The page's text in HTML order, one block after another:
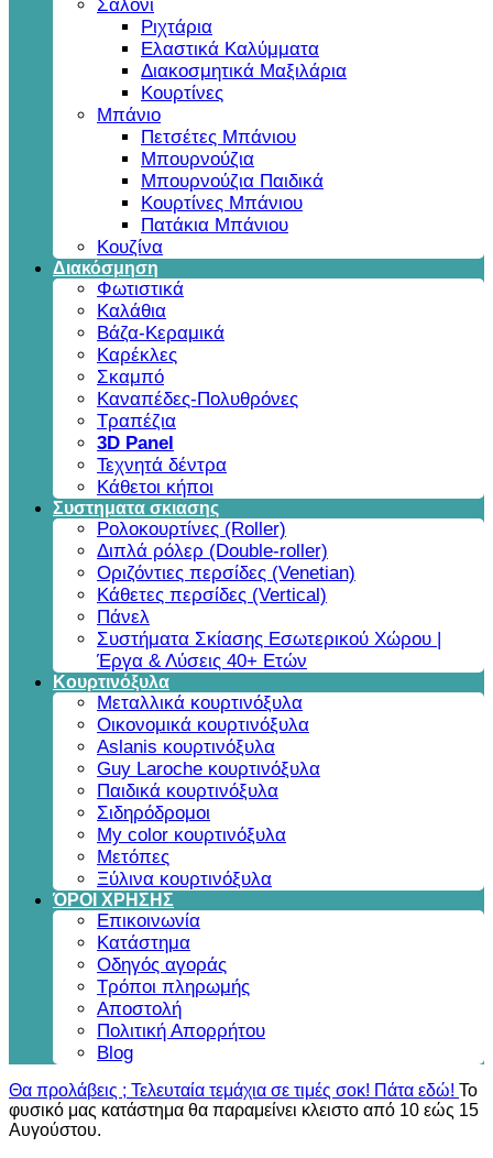
Σαλόνι
Ριχτάρια
Ελαστικά Καλύμματα
Διακοσμητικά Μαξιλάρια
Κουρτίνες
Μπάνιο
Πετσέτες Μπάνιου
Μπουρνούζια
Μπουρνούζια Παιδικά
Κουρτίνες Μπάνιου
Πατάκια Μπάνιου
Κουζίνα
Διακόσμηση
Φωτιστικά
Καλάθια
Βάζα-Κεραμικά
Καρέκλες
Σκαμπό
Καναπέδες-Πολυθρόνες
Τραπέζια
3D Panel
Τεχνητά δέντρα
Κάθετοι κήποι
Συστηματα σκιασης
Ρολοκουρτίνες (Roller)
Διπλά ρόλερ (Double-roller)
Οριζόντιες περσίδες (Venetian)
Κάθετες περσίδες (Vertical)
Πάνελ
Συστήματα Σκίασης Εσωτερικού Χώρου |
Έργα & Λύσεις 40+ Ετών
Κουρτινόξυλα
Μεταλλικά κουρτινόξυλα
Οικονομικά κουρτινόξυλα
Aslanis κουρτινόξυλα
Guy Laroche κουρτινόξυλα
Παιδικά κουρτινόξυλα
Σιδηρόδρομοι
My color κουρτινόξυλα
Μετόπες
Ξύλινα κουρτινόξυλα
ΌΡΟΙ ΧΡΗΣΗΣ
Επικοινωνία
Κατάστημα
Οδηγός αγοράς
Τρόποι πληρωμής
Αποστολή
Πολιτική Απορρήτου
Blog
Θα προλάβεις ; Τελευταία τεμάχια σε τιμές σοκ! Πάτα εδώ! Το
φυσικό μας κατάστημα θα παραμείνει κλειστο από 10 εώς 15
Αυγούστου.